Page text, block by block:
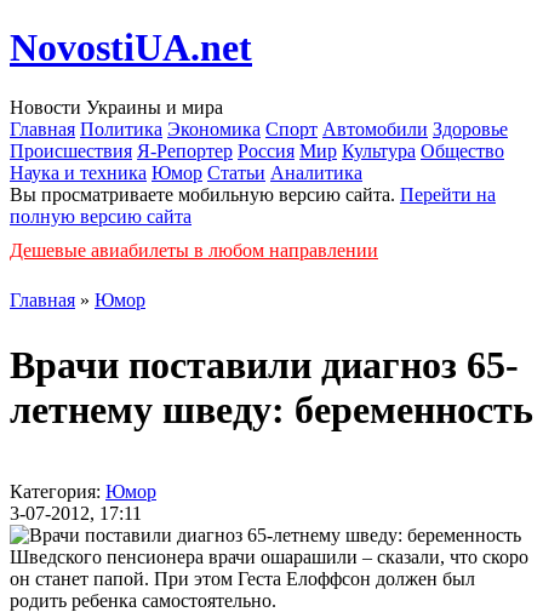
NovostiUA.net
Новости Украины и мира
Главная Политика Экономика Спорт Автомобили Здоровье
Происшествия Я-Репортер Россия Мир Культура Общество
Наука и техника Юмор Статьи Аналитика
Вы просматриваете мобильную версию сайта. Перейти на
полную версию сайта
Дешевые авиабилеты в любом направлении
Главная » Юмор
Врачи поставили диагноз 65-
летнему шведу: беременность
Категория: Юмор
3-07-2012, 17:11
Шведского пенсионера врачи ошарашили – сказали, что скоро
он станет папой. При этом Геста Елоффсон должен был
родить ребенка самостоятельно.